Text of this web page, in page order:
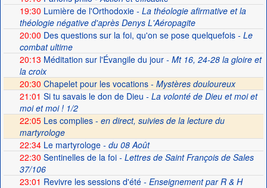
19:30 Lumière de l'Orthodoxie- La théologie afirmative et la
théologie négative d'après Denys L'Aéropagite
20:00 Des questions sur la foi, qu'on se pose quelquefois- Le
combat ultime
20:13 Méditation sur l'Évangile du jour- Mt 16, 24-28 la gloire et
la croix
20:30 Chapelet pour les vocations - Mystères douloureux
21:01 Si tu savais le don de Dieu - La volonté de Dieu et moi et
moi et moi ! 1/2
22:05Les complies - en direct, suivies de la lecture du
martyrologe
22:34Le martyrologe- du 08 Août
22:30 Sentinelles de la foi- Lettres de Saint François de Sales
37/106
23:01 Revivre les sessions d'été- Enseignement par R & H